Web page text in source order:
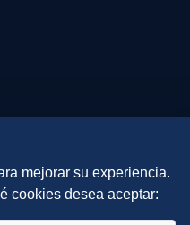
mejorar su experiencia.
cookies desea aceptar: